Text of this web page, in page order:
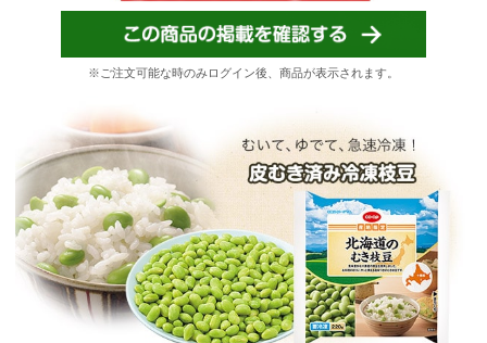
※ご注文可能な時のみログイン後、商品が表示されます。